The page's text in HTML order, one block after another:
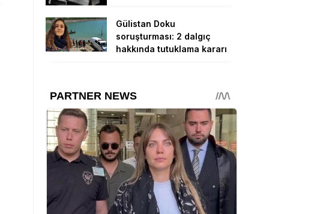
Gülistan Doku
soruşturması: 2 dalgıç
hakkında tutuklama kararı